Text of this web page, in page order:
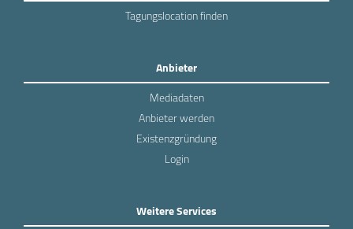
Tagungslocation finden
Anbieter
Mediadaten
Anbieter werden
Existenzgründung
Login
Weitere Services